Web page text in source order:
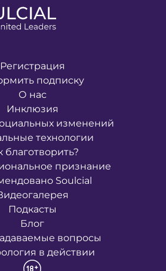
Регистрация
подписку
О нас
Инклюзия
изменений
технологии
благотворить?
признание
Soulcial
Подкасты
Блог
вопросы
в действии